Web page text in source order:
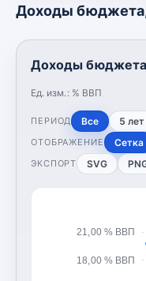
Доходы
Доходы
Ед. изм.: % ВВП
ПЕРИОД Все 5 лет
ОТОБРАЖЕНИЕ Сетка
ЭКСПОРТ SVG
18,00 % ВВП
21,00 % ВВП